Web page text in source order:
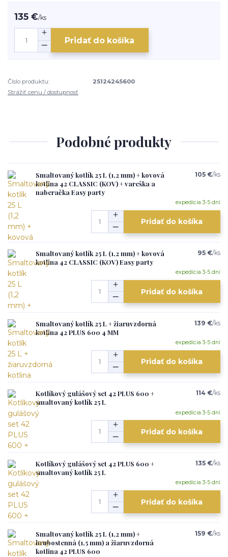
135 €/ks
Pridať do košíka
Číslo produktu:
25124245600
Strážiť cenu / dostupnosť
Podobné produkty
Smaltovaný kotlík 25 L (1,2 mm) + kovová
kotlina 42 CLASSIC (KOV) + vareška a
naberačka Easy party
105 €/ks
expedícia 3-5 dní
Pridať do košíka
Smaltovaný kotlík 25 L (1,2 mm) + kovová
kotlina 42 CLASSIC (KOV) Easy party
95 €/ks
expedícia 3-5 dní
Pridať do košíka
Smaltovaný kotlík 25 L + žiaruvzdorná
kotlina 42 PLUS 600 4 MM
139 €/ks
expedícia 3-5 dní
Pridať do košíka
Kotlíkový gulášový set 42 PLUS 600 +
smaltovaný kotlík 25 L
114 €/ks
expedícia 3-5 dní
Pridať do košíka
Kotlíkový gulášový set 42 PLUS 600 +
smaltovaný kotlík 25 L
135 €/ks
expedícia 3-5 dní
Pridať do košíka
Smaltovaný kotlík 25 L (1,2 mm) +
hrubostenná (1,5 mm) a žiaruvzdorná
kotlina 42 PLUS 600
159 €/ks